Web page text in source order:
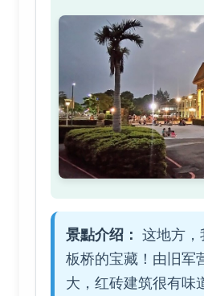
景點介绍： 这地方，
板桥的宝藏！由旧军
大，红砖建筑很有味